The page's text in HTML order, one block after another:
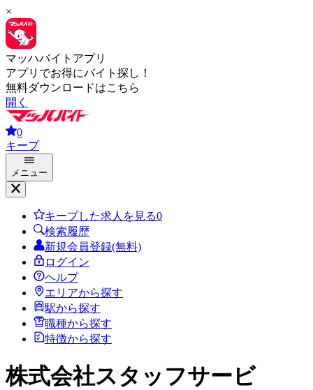
×
マッハバイトアプリ
アプリでお得にバイト探し！
無料ダウンロードはこちら
開く
0
キープ
メニュー
キープした求人を見る0
検索履歴
新規会員登録(無料)
ログイン
ヘルプ
エリアから探す
駅から探す
職種から探す
特徴から探す
株式会社スタッフサービ